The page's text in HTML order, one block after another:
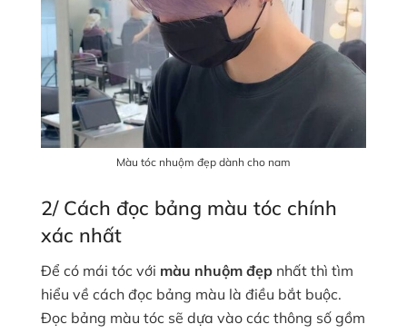
Màu tóc nhuộm đẹp dành cho nam
2/ Cách đọc bảng màu tóc chính
xác nhất
Để có mái tóc với màu nhuộm đẹp nhất thì tìm
hiểu về cách đọc bảng màu là điều bắt buộc.
Đọc bảng màu tóc sẽ dựa vào các thông số gồm